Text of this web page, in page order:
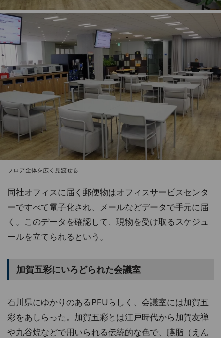
フロア全体を広く見渡せる
同社オフィスに届く郵便物はオフィスサービスセンタ
ーですべて電子化され、メールなどデータで手元に届
く。このデータを確認して、現物を受け取るスケジュ
ールを立てられるという。
加賀五彩にいろどられた会議室
石川県にゆかりのあるPFUらしく、会議室には加賀五
彩をあしらった。加賀五彩とは江戸時代から加賀友禅
や九谷焼などで用いられる伝統的な色で、臙脂（えん